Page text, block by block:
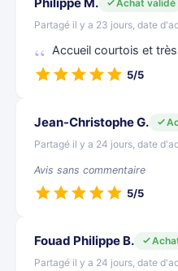
Achat validé
Partagé il y a 23 jours, date
Accueil courtois et
5/5
Jean-Christophe G.
Partagé il y a 24 jours, date
Avis sans commentaire
5/5
Fouad Philippe B.
Partagé il y a 24 jours, date